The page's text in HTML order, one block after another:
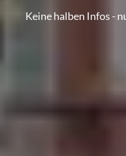
Keine halben Infos -